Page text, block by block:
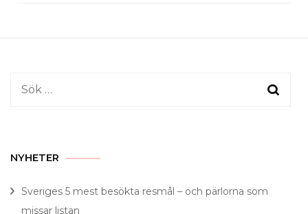
Sök
NYHETER
Sveriges 5 mest besökta resmål – och pärlorna som
missar listan